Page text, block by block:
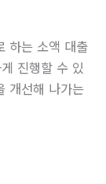
하는 소액 대출
진행할 수 있
개선해 나가는